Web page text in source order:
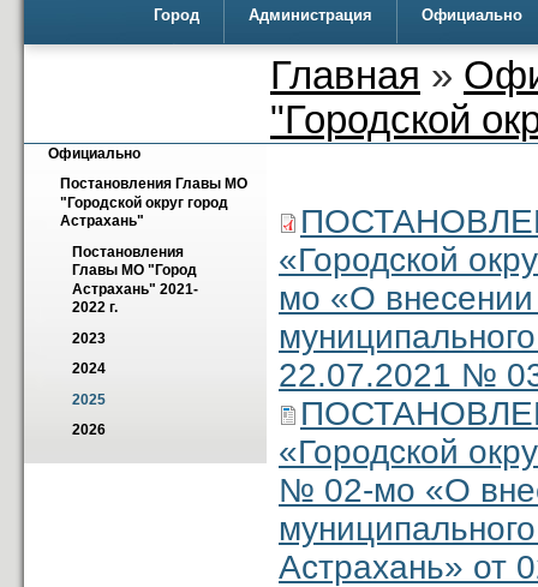
Город Администрация Официально
Главная »
"Городской
Официально
Постановления Главы МО
"Городской округ город
Астрахань"
Постановления
Главы МО "Город
Астрахань" 2021-
2022 г.
2023
2024
2025
2026
«Городской
мо «О внесении
22.07.2021 №
«Городской
№ 02-мо «О
Астрахань» от